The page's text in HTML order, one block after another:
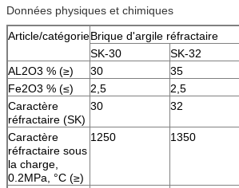
Données physiques et chimiques
Article/catégorieBrique d'argile réfractaire
SK-30
SK-32
AL2O3 % (≥)
30 35
Fe2O3 % (≤)
2,5 2,5
Caractère
réfractaire (SK)
30 32
Caractère
réfractaire sous
la charge,
0.2MPa, °C (≥)
1250 1350